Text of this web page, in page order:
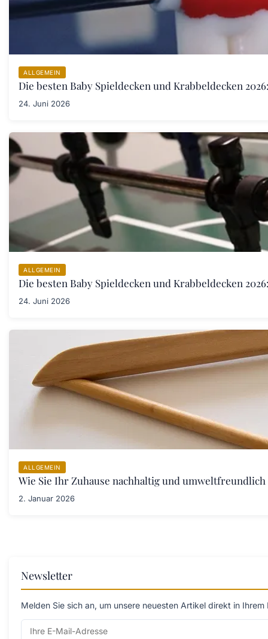
ALLGEMEIN
Die besten Baby Spieldecken und Krabbeldecken
24. Juni 2026
ALLGEMEIN
Die besten Baby Spieldecken und Krabbeldecken
24. Juni 2026
ALLGEMEIN
Wie Sie Ihr Zuhause nachhaltig und umweltfreundlich
2. Januar 2026
Newsletter
Melden Sie sich an, um unsere neuesten Artikel direkt in